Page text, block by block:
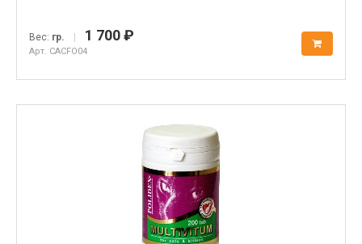
Вес: гр. | 1 700 ₽
Арт. CACFO04